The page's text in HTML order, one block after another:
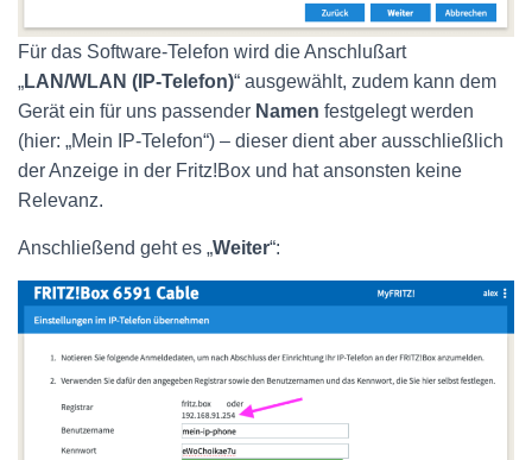
Für das Software-Telefon wird die Anschlußart
„LAN/WLAN (IP-Telefon)“ ausgewählt, zudem kann dem
Gerät ein für uns passender Namen festgelegt werden
(hier: „Mein IP-Telefon“) – dieser dient aber ausschließlich
der Anzeige in der Fritz!Box und hat ansonsten keine
Relevanz.
Anschließend geht es „Weiter“: